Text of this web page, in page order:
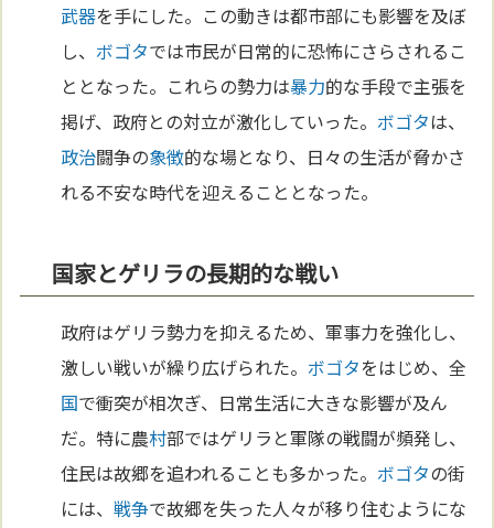
武器を手にした。この動きは都市部にも影響を及ぼ
し、 ボゴタでは市民が日常的に恐怖にさらされるこ
ととなった。これらの勢力は暴力的な手段で主張を
掲げ、政府との対立が激化していった。 ボゴタは、
政治闘争の象徴的な場となり、日々の生活が脅かさ
れる不安な時代を迎えることとなった。
国家とゲリラの長期的な戦い
政府はゲリラ勢力を抑えるため、軍事力を強化し、
激しい戦いが繰り広げられた。 ボゴタをはじめ、全
国で衝突が相次ぎ、日常生活に大きな影響が及ん
だ。特に農村部ではゲリラと軍隊の戦闘が頻発し、
住民は故郷を追われることも多かった。 ボゴタの街
には、戦争で故郷を失った人々が移り住むようにな